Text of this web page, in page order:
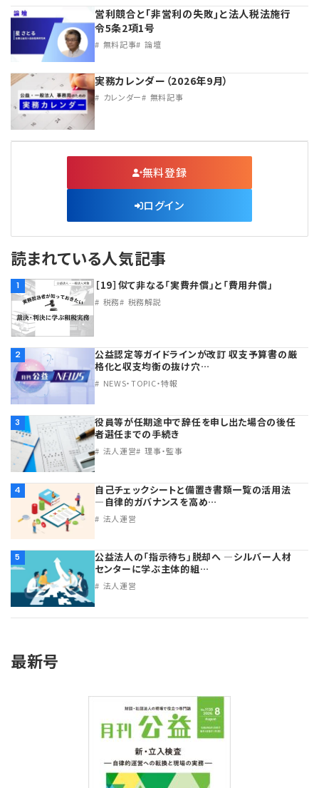
営利競合と｢非営利の失敗｣と法人税法施行
令5条2項1号
無料記事 論壇
実務カレンダー（2026年9月）
カレンダー 無料記事
無料登録
ログイン
読まれている人気記事
1 ［19］似て非なる「実費弁償」と「費用弁償」
税務 税務解説
2
公益認定等ガイドラインが改訂 収支予算書の厳
格化と収支均衡の抜け穴…
NEWS・TOPIC・特報
3
役員等が任期途中で辞任を申し出た場合の後任
者選任までの手続き
法人運営 理事・監事
4
自己チェックシートと備置き書類一覧の活用法
―自律的ガバナンスを高め…
法人運営
5
公益法人の「指示待ち」脱却へ ―シルバー人材
センターに学ぶ主体的組…
法人運営
最新号